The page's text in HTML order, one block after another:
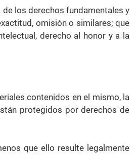
los derechos fundamentales y
omisión o similares; que
derecho al honor y a la
contenidos en el mismo, la
protegidos por derechos de
que ello resulte legalmente